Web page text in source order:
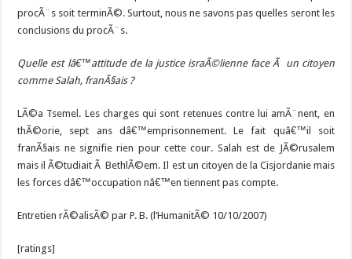
procÃ¨s soit terminÃ©. Surtout, nous ne savons pas quelles seront les
conclusions du procÃ¨s.
Quelle est lâ€™attitude de la justice israÃ©lienne face Ã un citoyen
comme Salah, franÃ§ais ?
LÃ©a Tsemel. Les charges qui sont retenues contre lui amÃ¨nent, en
thÃ©orie, sept ans dâ€™emprisonnement. Le fait quâ€™il soit
franÃ§ais ne signifie rien pour cette cour. Salah est de JÃ©rusalem
mais il Ã©tudiait Ã BethlÃ©em. Il est un citoyen de la Cisjordanie mais
les forces dâ€™occupation nâ€™en tiennent pas compte.
Entretien rÃ©alisÃ© par P. B. (l’HumanitÃ© 10/10/2007)
[ratings]